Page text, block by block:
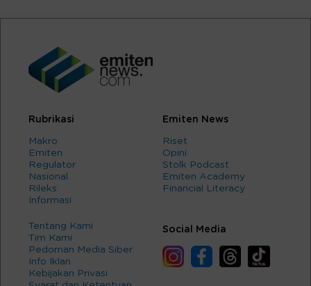
Rubrikasi
Makro
Emiten
Regulator
Nasional
Rileks
Informasi
Emiten News
Riset
Opini
Stolk Podcast
Emiten Academy
Financial Literacy
Tentang Kami
Tim Kami
Pedoman Media Siber
Info Iklan
Kebijakan Privasi
Social Media